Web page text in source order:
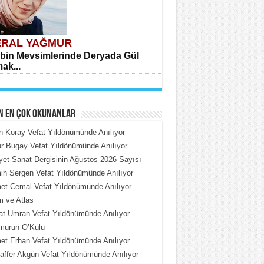
YAĞMUR
Mevsimlerinde Deryada Gül
ÇOBAN
Put Dışardaki Maskeler...
EN ÇOK OKUNANLAR
Koray Vefat Yıldönümünde Anılıyor
Bugay Vefat Yıldönümünde Anılıyor
Sanat Dergisinin Ağustos 2026 Sayısı
Sergen Vefat Yıldönümünde Anılıyor
Cemal Vefat Yıldönümünde Anılıyor
ve Atlas
Umran Vefat Yıldönümünde Anılıyor
O’Kulu
Erhan Vefat Yıldönümünde Anılıyor
Akgün Vefat Yıldönümünde Anılıyor